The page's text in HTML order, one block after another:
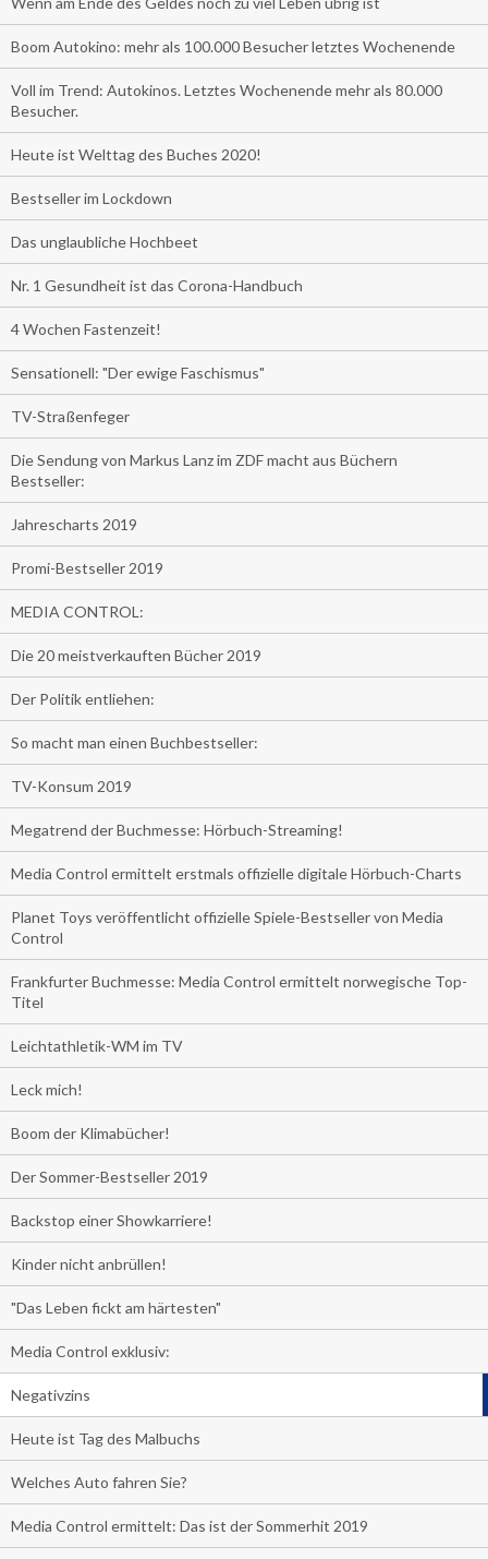
Boom Autokino: mehr als 100.000 Besucher letztes Wochenende
Voll im Trend: Autokinos. Letztes Wochenende mehr als 80.000
Besucher.
Heute ist Welttag des Buches 2020!
Bestseller im Lockdown
Das unglaubliche Hochbeet
Nr. 1 Gesundheit ist das Corona-Handbuch
4 Wochen Fastenzeit!
Sensationell: "Der ewige Faschismus"
TV-Straßenfeger
Die Sendung von Markus Lanz im ZDF macht aus Büchern
Bestseller:
Jahrescharts 2019
Promi-Bestseller 2019
MEDIA CONTROL:
Die 20 meistverkauften Bücher 2019
Der Politik entliehen:
So macht man einen Buchbestseller:
TV-Konsum 2019
Megatrend der Buchmesse: Hörbuch-Streaming!
Media Control ermittelt erstmals offizielle digitale Hörbuch-Charts
Planet Toys veröffentlicht offizielle Spiele-Bestseller von Media
Control
Frankfurter Buchmesse: Media Control ermittelt norwegische Top-
Titel
Leichtathletik-WM im TV
Leck mich!
Boom der Klimabücher!
Der Sommer-Bestseller 2019
Backstop einer Showkarriere!
Kinder nicht anbrüllen!
"Das Leben fickt am härtesten"
Media Control exklusiv:
Negativzins
Heute ist Tag des Malbuchs
Welches Auto fahren Sie?
Media Control ermittelt: Das ist der Sommerhit 2019